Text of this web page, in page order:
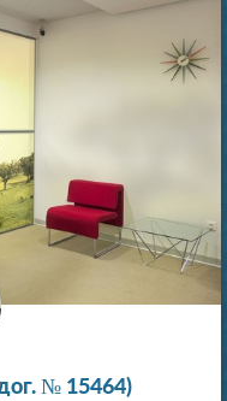
№ 15464)